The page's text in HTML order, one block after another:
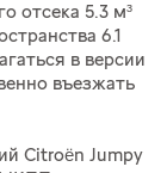
отсека 5.3 м³
6.1
в версии
въезжать
Citroën Jumpy